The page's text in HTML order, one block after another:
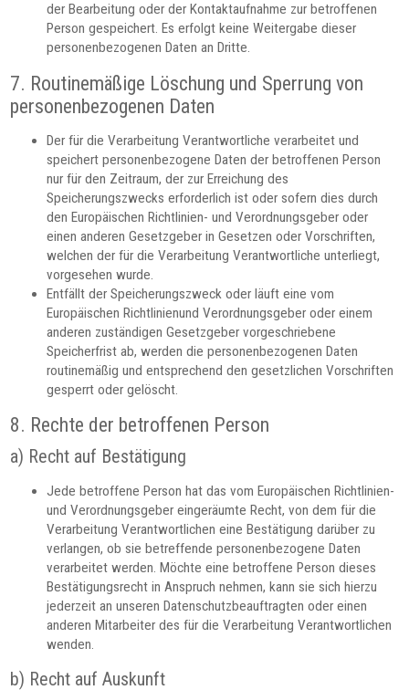
der Bearbeitung oder der Kontaktaufnahme zur betroffenen
Person gespeichert. Es erfolgt keine Weitergabe dieser
personenbezogenen Daten an Dritte.
7. Routinemäßige Löschung und Sperrung von
personenbezogenen Daten
Der für die Verarbeitung Verantwortliche verarbeitet und
speichert personenbezogene Daten der betroffenen Person
nur für den Zeitraum, der zur Erreichung des
Speicherungszwecks erforderlich ist oder sofern dies durch
den Europäischen Richtlinien- und Verordnungsgeber oder
einen anderen Gesetzgeber in Gesetzen oder Vorschriften,
welchen der für die Verarbeitung Verantwortliche unterliegt,
vorgesehen wurde.
Entfällt der Speicherungszweck oder läuft eine vom
Europäischen Richtlinienund Verordnungsgeber oder einem
anderen zuständigen Gesetzgeber vorgeschriebene
Speicherfrist ab, werden die personenbezogenen Daten
routinemäßig und entsprechend den gesetzlichen Vorschriften
gesperrt oder gelöscht.
8. Rechte der betroffenen Person
a) Recht auf Bestätigung
Jede betroffene Person hat das vom Europäischen Richtlinien-
und Verordnungsgeber eingeräumte Recht, von dem für die
Verarbeitung Verantwortlichen eine Bestätigung darüber zu
verlangen, ob sie betreffende personenbezogene Daten
verarbeitet werden. Möchte eine betroffene Person dieses
Bestätigungsrecht in Anspruch nehmen, kann sie sich hierzu
jederzeit an unseren Datenschutzbeauftragten oder einen
anderen Mitarbeiter des für die Verarbeitung Verantwortlichen
wenden.
b) Recht auf Auskunft